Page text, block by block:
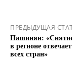
ПРЕДЫДУЩАЯ
Пашинян:
в регионе
всех стран»